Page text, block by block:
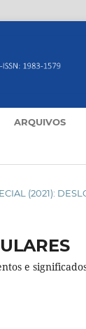
ARQUIVOS
(2021):
e